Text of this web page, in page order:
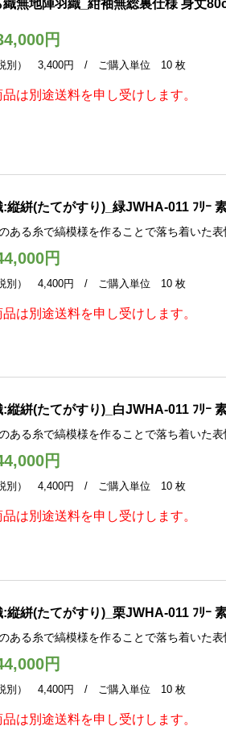
織無地陣羽織_紺袖無総裏仕様 身丈
円
別） 3,400円 / ご購入単位 10 枚
は別途送料を申し受けします。
:縦絣(たてがすり)_緑JWHA-011 ﾌﾘｰ
ある糸で縞模様を作ることで落ち着いた表
円
別） 4,400円 / ご購入単位 10 枚
は別途送料を申し受けします。
:縦絣(たてがすり)_白JWHA-011 ﾌﾘｰ
ある糸で縞模様を作ることで落ち着いた表
円
別） 4,400円 / ご購入単位 10 枚
は別途送料を申し受けします。
:縦絣(たてがすり)_栗JWHA-011 ﾌﾘｰ
ある糸で縞模様を作ることで落ち着いた表
円
別） 4,400円 / ご購入単位 10 枚
は別途送料を申し受けします。